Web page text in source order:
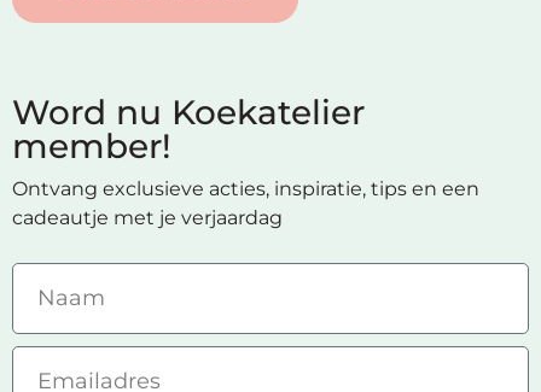
Word nu Koekatelier
member!
Ontvang exclusieve acties, inspiratie, tips en een
cadeautje met je verjaardag